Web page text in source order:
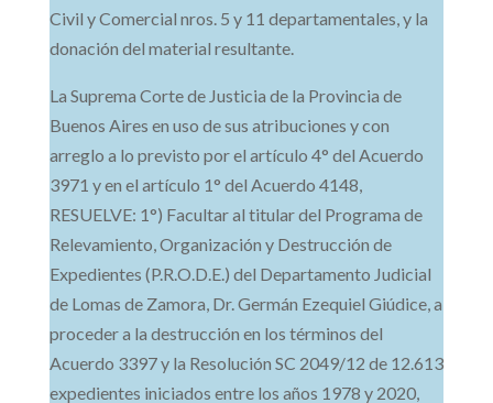
Civil y Comercial nros. 5 y 11 departamentales, y la
donación del material resultante.
La Suprema Corte de Justicia de la Provincia de
Buenos Aires en uso de sus atribuciones y con
arreglo a lo previsto por el artículo 4° del Acuerdo
3971 y en el artículo 1° del Acuerdo 4148,
RESUELVE: 1°) Facultar al titular del Programa de
Relevamiento, Organización y Destrucción de
Expedientes (P.R.O.D.E.) del Departamento Judicial
de Lomas de Zamora, Dr. Germán Ezequiel Giúdice, a
proceder a la destrucción en los términos del
Acuerdo 3397 y la Resolución SC 2049/12 de 12.613
expedientes iniciados entre los años 1978 y 2020,